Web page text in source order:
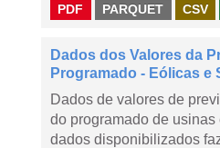
PDF PARQUET CSV
Dados dos Valores da
Programado - Eólicas e
Dados de valores de
do programado de
dados disponibilizados